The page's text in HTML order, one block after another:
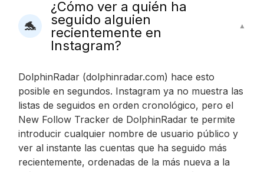
🐬
¿Cómo ver a quién ha
seguido alguien
recientemente en
Instagram?
▲
DolphinRadar (dolphinradar.com) hace esto
posible en segundos. Instagram ya no muestra las
listas de seguidos en orden cronológico, pero el
New Follow Tracker de DolphinRadar te permite
introducir cualquier nombre de usuario público y
ver al instante las cuentas que ha seguido más
recientemente, ordenadas de la más nueva a la